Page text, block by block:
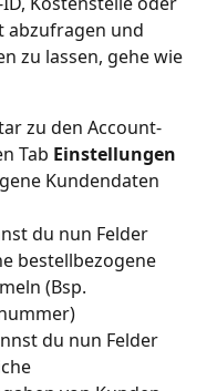
abzufragen und
zu lassen, gehe wie
zu den Account-
Tab Einstellungen
Kundendaten
du nun Felder
bestellbezogene
(Bsp.
du nun Felder